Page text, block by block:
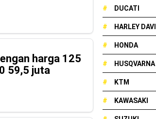
Dekade Komitmen Yamaha Cetak Teknisi
mewah !
Jelajah Petualangan Tanpa Batas
Blue Core 125cc dengan mobilitas tinggi
harga 125
59,5 juta
# DUCATI
# HARLEY
# HONDA
# HUSQVARNA
# KTM
# KAWASAKI